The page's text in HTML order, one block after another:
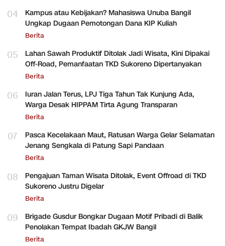
04
Kampus atau Kebijakan? Mahasiswa Unuba Bangil
Ungkap Dugaan Pemotongan Dana KIP Kuliah
Berita
05
Lahan Sawah Produktif Ditolak Jadi Wisata, Kini Dipakai
Off-Road, Pemanfaatan TKD Sukoreno Dipertanyakan
Berita
06
Iuran Jalan Terus, LPJ Tiga Tahun Tak Kunjung Ada,
Warga Desak HIPPAM Tirta Agung Transparan
Berita
07
Pasca Kecelakaan Maut, Ratusan Warga Gelar Selamatan
Jenang Sengkala di Patung Sapi Pandaan
Berita
08
Pengajuan Taman Wisata Ditolak, Event Offroad di TKD
Sukoreno Justru Digelar
Berita
09
Brigade Gusdur Bongkar Dugaan Motif Pribadi di Balik
Penolakan Tempat Ibadah GKJW Bangil
Berita